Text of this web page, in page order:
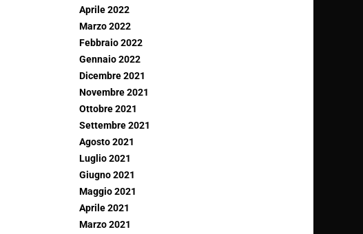
Aprile 2022
Marzo 2022
Febbraio 2022
Gennaio 2022
Dicembre 2021
Novembre 2021
Ottobre 2021
Settembre 2021
Agosto 2021
Luglio 2021
Giugno 2021
Maggio 2021
Aprile 2021
Marzo 2021